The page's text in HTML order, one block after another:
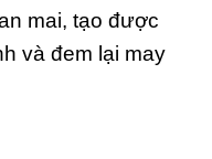
mai, tạo được
và đem lại may